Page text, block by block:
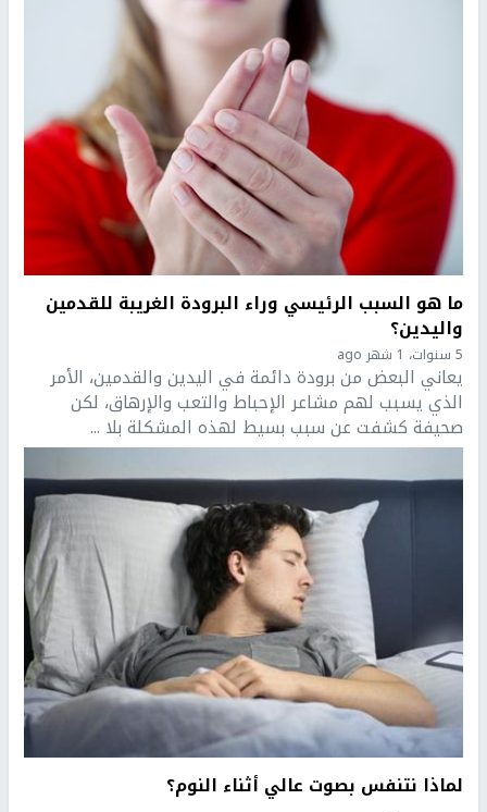
ما هو السبب الرئيسي وراء البرودة الغريبة للقدمين
واليدين؟
5 سنوات، 1 شهر ago
يعاني البعض من برودة دائمة في اليدين والقدمين، الأمر
الذي يسبب لهم مشاعر الإحباط والتعب والإرهاق، لكن
صحيفة كشفت عن سبب بسيط لهذه المشكلة بلا ...
لماذا نتنفس بصوت عالي أثناء النوم؟